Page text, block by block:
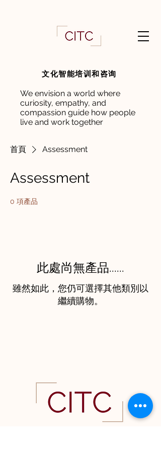
文化智能培训和咨询
We envision a world where
curiosity, empathy, and
compassion guide how people
live and work together
首頁 Assessment
Assessment
0 項產品
此處尚無產品......
雖然如此，您仍可選擇其他類別以
繼續購物。